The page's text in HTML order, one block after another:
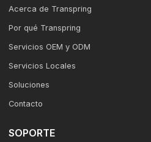
Acerca de Transpring
Por qué Transpring
Servicios OEM y ODM
Servicios Locales
Soluciones
Contacto
SOPORTE